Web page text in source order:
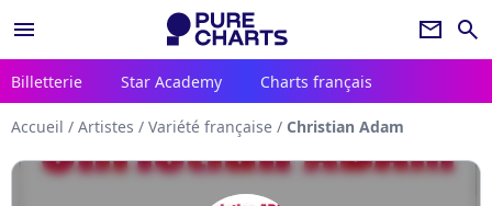
menu newsletter search
Billetterie Star Academy Charts français
Accueil / Artistes / Variété française / Christian Adam